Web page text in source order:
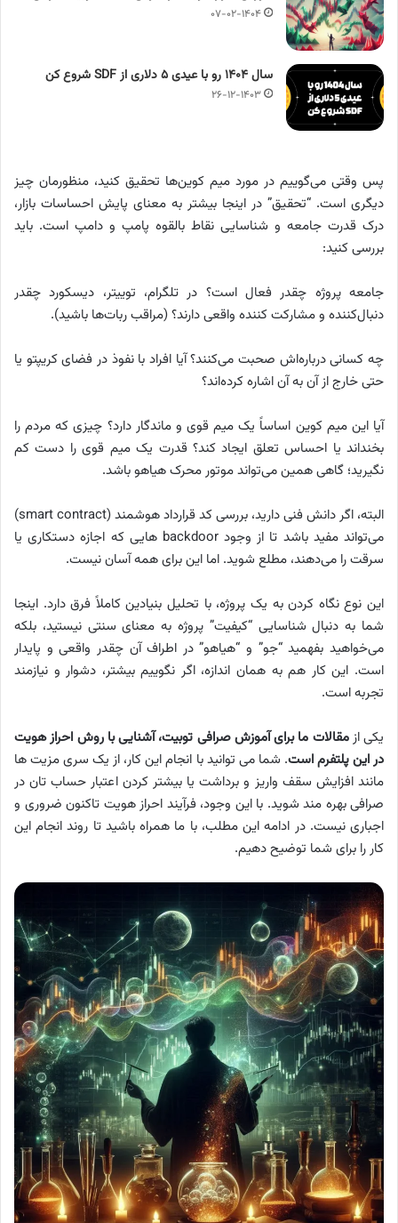
۰۷-۰۲-۱۴۰۴
سال ۱۴۰۴ رو با عیدی ۵ دلاری از SDF شروع کن
۲۶-۱۲-۱۴۰۳
پس وقتی می‌گوییم در مورد میم کوین‌ها تحقیق کنید، منظورمان چیز
دیگری است. “تحقیق” در اینجا بیشتر به معنای پایش احساسات بازار،
درک قدرت جامعه و شناسایی نقاط بالقوه پامپ و دامپ است. باید
بررسی کنید:
جامعه پروژه چقدر فعال است؟ در تلگرام، توییتر، دیسکورد چقدر
دنبال‌کننده و مشارکت کننده واقعی دارند؟ (مراقب ربات‌ها باشید).
چه کسانی درباره‌اش صحبت می‌کنند؟ آیا افراد با نفوذ در فضای کریپتو یا
حتی خارج از آن به آن اشاره کرده‌اند؟
آیا این میم کوین اساساً یک میم قوی و ماندگار دارد؟ چیزی که مردم را
بخنداند یا احساس تعلق ایجاد کند؟ قدرت یک میم قوی را دست کم
نگیرید؛ گاهی همین می‌تواند موتور محرک هیاهو باشد.
البته، اگر دانش فنی دارید، بررسی کد قرارداد هوشمند (smart contract)
می‌تواند مفید باشد تا از وجود backdoor هایی که اجازه دستکاری یا
سرقت را می‌دهند، مطلع شوید. اما این برای همه آسان نیست.
این نوع نگاه کردن به یک پروژه، با تحلیل بنیادین کاملاً فرق دارد. اینجا
شما به دنبال شناسایی “کیفیت” پروژه به معنای سنتی نیستید، بلکه
می‌خواهید بفهمید “جو” و “هیاهو” در اطراف آن چقدر واقعی و پایدار
است. این کار هم به همان اندازه، اگر نگوییم بیشتر، دشوار و نیازمند
تجربه است.
یکی ازمقالات ما برای آموزش صرافی توبیت، آشنایی با روش احراز هویت
در این پلتفرم است. شما می توانید با انجام این کار، از یک سری مزیت ها
مانند افزایش سقف واریز و برداشت یا بیشتر کردن اعتبار حساب تان در
صرافی بهره مند شوید. با این وجود، فرآیند احراز هویت تاکنون ضروری و
اجباری نیست. در ادامه این مطلب، با ما همراه باشید تا روند انجام این
کار را برای شما توضیح دهیم.